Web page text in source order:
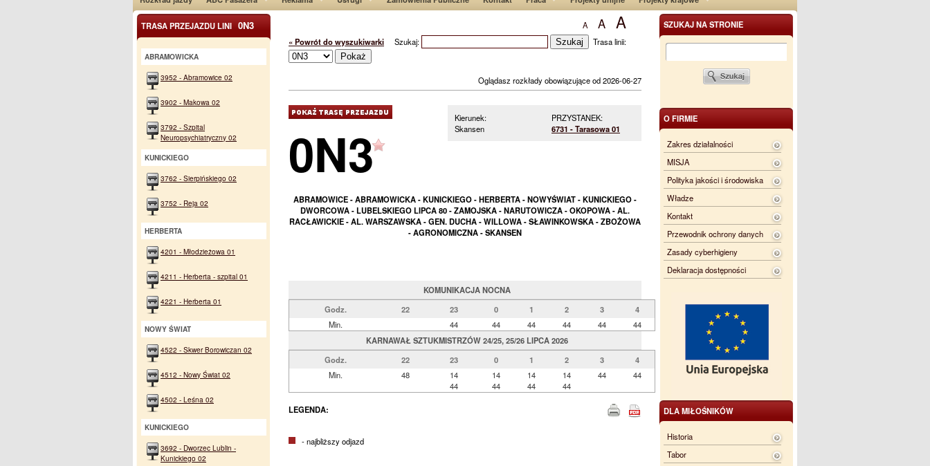
SZUKAJ NA STRONIE
O FIRMIE
Zakres działalności
MISJA
Polityka jakości i środowiska
Władze
Kontakt
Przewodnik ochrony danych
Zasady cyberhigieny
Deklaracja dostępności
DLA MIŁOŚNIKÓW
Historia
Tabor
A A A
« Powrót do wyszukiwarki Szukaj: Trasa linii:
Oglądasz rozkłady obowiązujące od 2026-06-27
PRZYSTANEK:
6731 - Tarasowa 01
Kierunek:
Skansen
0N3
ABRAMOWICE - ABRAMOWICKA - KUNICKIEGO - HERBERTA - NOWYŚWIAT - KUNICKIEGO -
DWORCOWA - LUBELSKIEGO LIPCA 80 - ZAMOJSKA - NARUTOWICZA - OKOPOWA - AL.
RACŁAWICKIE - AL. WARSZAWSKA - GEN. DUCHA - WILLOWA - SŁAWINKOWSKA - ZBOŻOWA
- AGRONOMICZNA - SKANSEN
KOMUNIKACJA NOCNA
Godz.
22 23 0 1 2 3
4
Min.
44 44 44 44 44
44
KARNAWAŁ SZTUKMISTRZÓW 24/25, 25/26 LIPCA 2026
Godz.
22 23 0 1 2 3
4
Min.
48
14
44
14
44
14
44
14
44
44 44
LEGENDA:
- najbliższy odjazd
TRASA PRZEJAZDU LINI 0N3
ABRAMOWICKA
3952 - Abramowice 02
3902 - Makowa 02
3792 - Szpital
Neuropsychiatryczny 02
KUNICKIEGO
3762 - Sierpińskiego 02
3752 - Reja 02
HERBERTA
4201 - Młodzieżowa 01
4211 - Herberta - szpital 01
4221 - Herberta 01
NOWY ŚWIAT
4522 - Skwer Borowiczan 02
4512 - Nowy Świat 02
4502 - Leśna 02
KUNICKIEGO
3692 - Dworzec Lublin -
Kunickiego 02